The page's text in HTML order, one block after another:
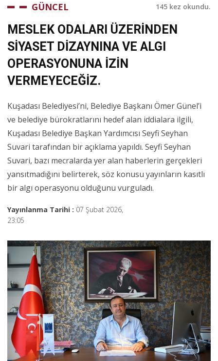
GÜNCEL 145 kez okundu.
MESLEK ODALARI ÜZERİNDEN
SİYASET DİZAYNINA VE ALGI
OPERASYONUNA İZİN
VERMEYECEĞİZ.
Kuşadası Belediyesi’ni, Belediye Başkanı Ömer Günel’i
ve belediye bürokratlarını hedef alan iddialara ilgili,
Kuşadası Belediye Başkan Yardımcısı Seyfi Seyhan
Suvari tarafından bir açıklama yapıldı. Seyfi Seyhan
Suvari, bazı mecralarda yer alan haberlerin gerçekleri
yansıtmadığını belirterek, söz konusu yayınların kasıtlı
bir algı operasyonu olduğunu vurguladı.
Yayınlanma Tarihi : 07 Şubat 2026,
23:05